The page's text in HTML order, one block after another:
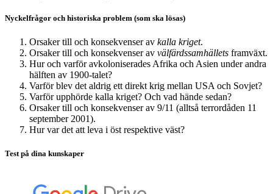
Nyckelfrågor och historiska problem (som ska lösas)
Orsaker till och konsekvenser av kalla kriget.
Orsaker till och konsekvenser av välfärdssamhällets framväxt.
Hur och varför avkoloniserades Afrika och Asien under andra
hälften av 1900-talet?
Varför blev det aldrig ett direkt krig mellan USA och Sovjet?
Varför upphörde kalla kriget? Och vad hände sedan?
Orsaker till och konsekvenser av 9/11 (alltså terrordåden 11
september 2001).
Hur var det att leva i öst respektive väst?
Test på dina kunskaper